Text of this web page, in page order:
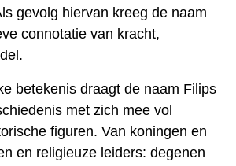
gevolg hiervan kreeg de naam
connotatie van kracht,
betekenis draagt ​​de naam Filips
met zich mee vol
figuren. Van koningen en
en religieuze leiders: degenen